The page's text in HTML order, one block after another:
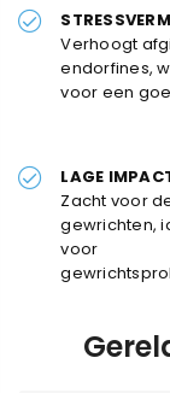
Verhoogt
endorfines,
voor een
LAGE
Zacht voor
gewrichten,
voor